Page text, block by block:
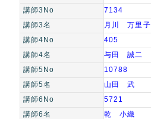
講師3No
7134
講師3名
月川 万里子
講師4No
405
講師4名
与田 誠二
講師5No
10788
講師5名
山田 武
講師6No
5721
講師6名
乾 小織